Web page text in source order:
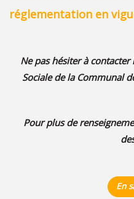
réglementation en
Ne pas hésiter à contacter
Sociale de la Communal
Pour plus de
En